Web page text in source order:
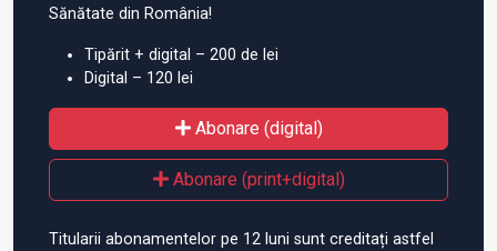
Sănătate din România!
Tipărit + digital – 200 de lei
Digital – 120 lei
Abonare (digital)
Abonare (print+digital)
Titularii abonamentelor pe 12 luni sunt creditați astfel